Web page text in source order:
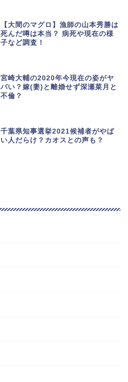
【大間のマグロ】漁師の山本秀勝は
死んだ噂は本当？ 病死や現在の様
子など調査！
宮崎大輔の2020年今現在の姿がヤ
バい？嫁(妻)と離婚せず深瀬菜月と
不倫？
千葉県知事選挙2021候補者がやば
い人だらけ？カオスとの声も？